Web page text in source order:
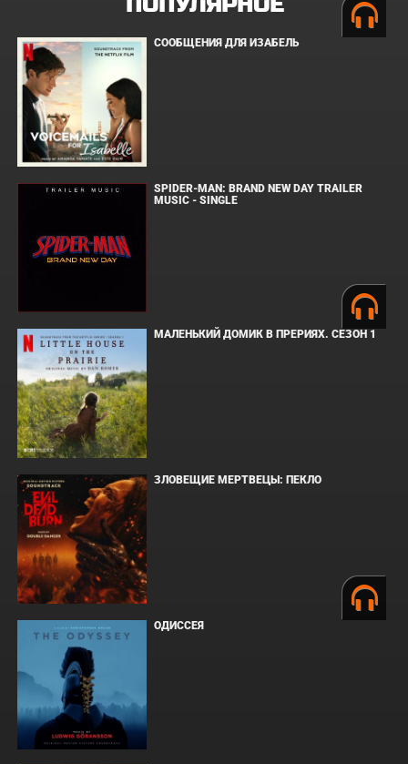
СООБЩЕНИЯ ДЛЯ ИЗАБЕЛЬ
SPIDER-MAN: BRAND NEW DAY TRAILER
MUSIC - SINGLE
МАЛЕНЬКИЙ ДОМИК В ПРЕРИЯХ. СЕЗОН 1
ЗЛОВЕЩИЕ МЕРТВЕЦЫ: ПЕКЛО
ОДИССЕЯ